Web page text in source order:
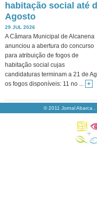
habitação social até
Agosto
29 JUL 2026
A Câmara Municipal de Alcanena
anunciou a abertura do concurso
para atribuição de fogos de
habitação social cujas
candidaturas terminam a 21 de
os fogos disponíveis: 11 no ... +
© 2011 Jornal Abarca